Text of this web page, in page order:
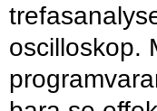
oscilloskop.